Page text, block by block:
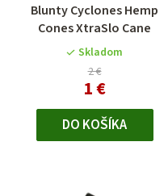
Blunty Cyclones Hemp
Cones XtraSlo Cane
Skladom
2 €
1 €
DO KOŠÍKA